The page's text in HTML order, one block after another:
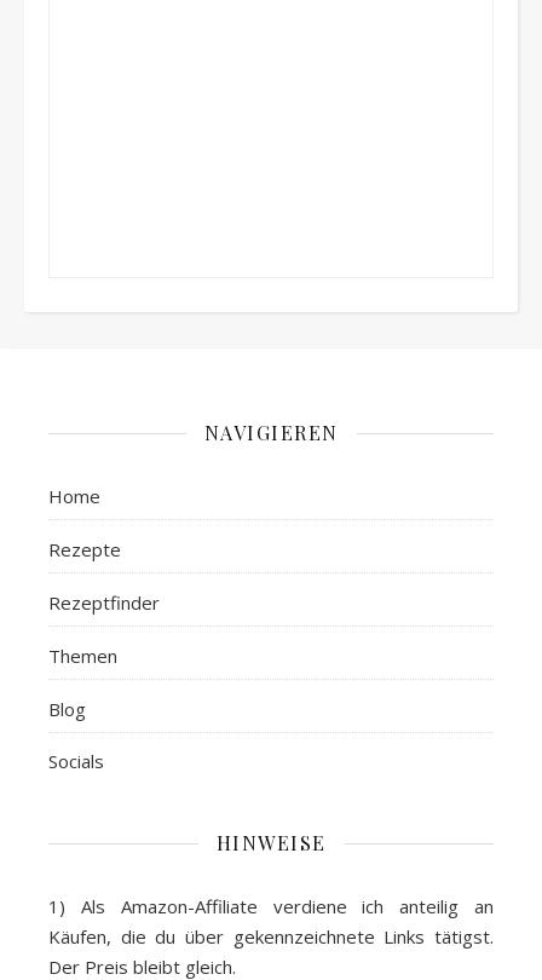
NAVIGIEREN
Home
Rezepte
Rezeptfinder
Themen
Blog
Socials
HINWEISE
1) Als Amazon-Affiliate verdiene ich anteilig an
Käufen, die du über gekennzeichnete Links tätigst.
Der Preis bleibt gleich.